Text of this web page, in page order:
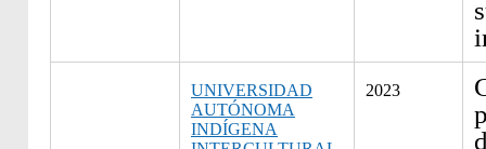
UNIVERSIDAD
AUTÓNOMA
INDÍGENA
2023